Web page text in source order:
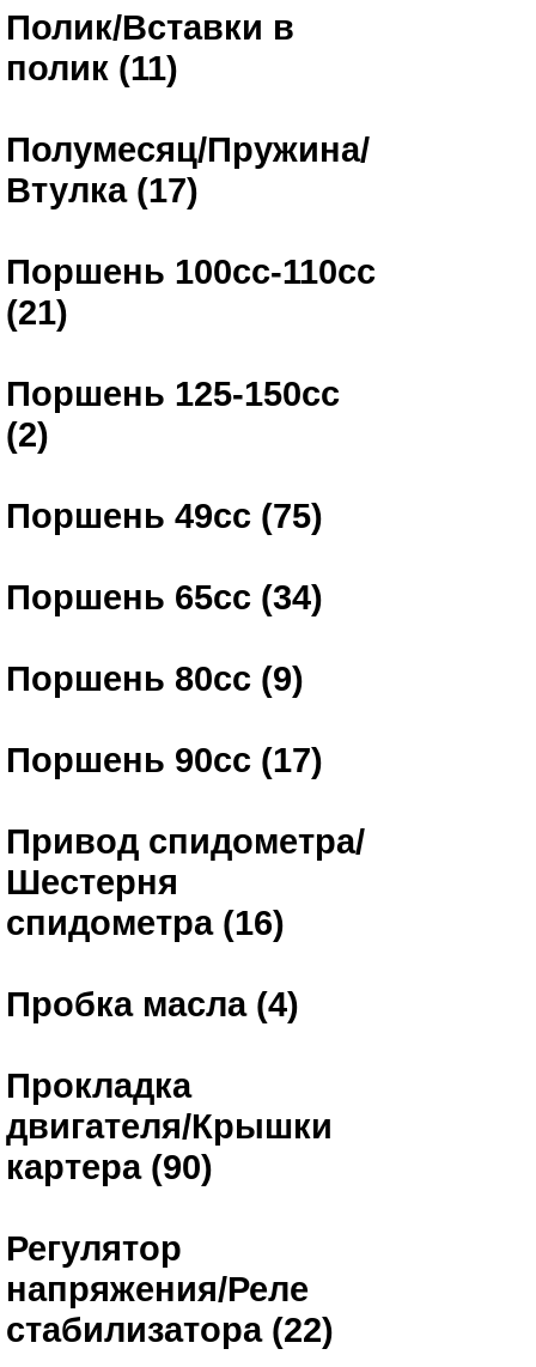
Полик/Вставки в
полик (11)
Полумесяц/Пружина/
Втулка (17)
Поршень 100сс-110сс
(21)
Поршень 125-150сс
(2)
Поршень 49сс (75)
Поршень 65сс (34)
Поршень 80сс (9)
Поршень 90сс (17)
Привод спидометра/
Шестерня
спидометра (16)
Пробка масла (4)
Прокладка
двигателя/Крышки
картера (90)
Регулятор
напряжения/Реле
стабилизатора (22)